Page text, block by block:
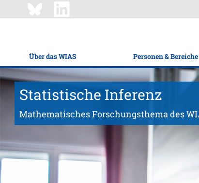
Über das WIAS Personen & Bereiche
Statistische Inferenz
Mathematisches Forschungsthema des